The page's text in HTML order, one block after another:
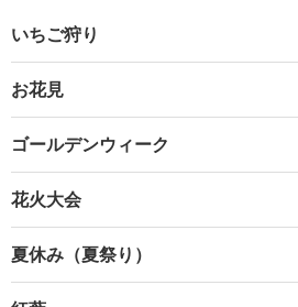
いちご狩り
お花見
ゴールデンウィーク
花火大会
夏休み（夏祭り）